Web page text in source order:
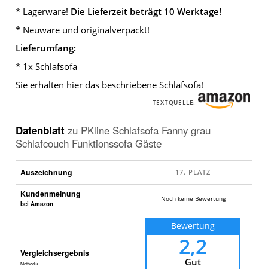
* Lagerware! Die Lieferzeit beträgt 10 Werktage!
* Neuware und originalverpackt!
Lieferumfang:
* 1x Schlafsofa
Sie erhalten hier das beschriebene Schlafsofa!
TEXTQUELLE:
Datenblatt zu PKline Schlafsofa Fanny grau
Schlafcouch Funktionssofa Gäste
Auszeichnung
Kundenmeinung
bei Amazon
Noch keine Bewertung
Vergleichsergebnis
Methodik
Bewertung
2,2
Gut